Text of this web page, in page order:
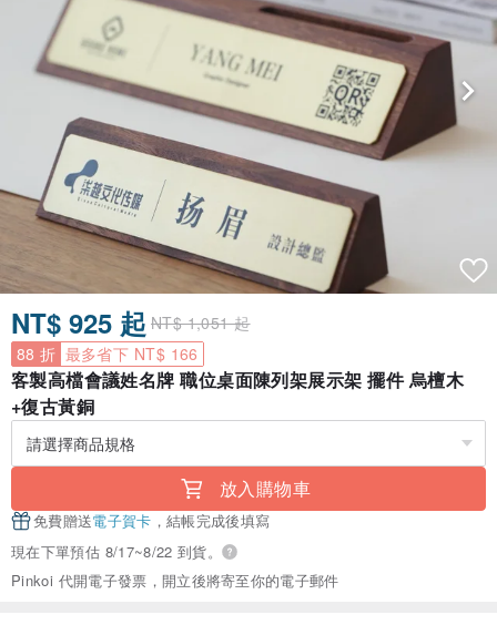
NT$ 925 起 NT$ 1,051 起
88 折 最多省下 NT$ 166
客製高檔會議姓名牌 職位桌面陳列架展示架 擺件 烏檀木
+復古黃銅
放入購物車
免費贈送電子賀卡 ，結帳完成後填寫
現在下單預估 8/17~8/22 到貨。
Pinkoi 代開電子發票，開立後將寄至你的電子郵件